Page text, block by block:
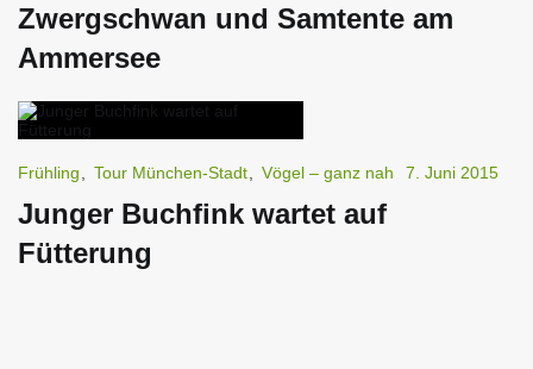
Zwergschwan und Samtente am
Ammersee
Frühling Tour München-Stadt Vögel – ganz nah 7. Juni 2015
Junger Buchfink wartet auf
Fütterung